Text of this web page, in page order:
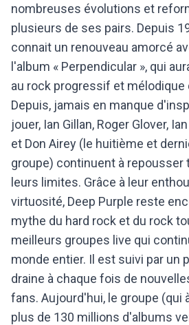
nombreuses évolutions et
plusieurs de ses pairs. Depuis
connait un renouveau amorcé
l'album « Perpendicular », qui
au rock progressif et mélodique
Depuis, jamais en manque
jouer, Ian Gillan, Roger Glover,
et Don Airey (le huitième et
groupe) continuent à repousser
leurs limites. Grâce à leur
virtuosité, Deep Purple reste
mythe du hard rock et du rock
meilleurs groupes live qui
monde entier. Il est suivi par un
draine à chaque fois de
fans. Aujourd'hui, le groupe (qui
plus de 130 millions d'albums